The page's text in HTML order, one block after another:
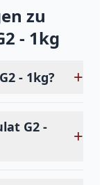
zu
- 1kg
- 1kg? +
G2 -
+